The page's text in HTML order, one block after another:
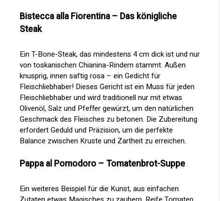
Bistecca alla Fiorentina – Das königliche
Steak
Ein T-Bone-Steak, das mindestens 4 cm dick ist und nur
von toskanischen Chianina-Rindern stammt. Außen
knusprig, innen saftig rosa – ein Gedicht für
Fleischliebhaber! Dieses Gericht ist ein Muss für jeden
Fleischliebhaber und wird traditionell nur mit etwas
Olivenöl, Salz und Pfeffer gewürzt, um den natürlichen
Geschmack des Fleisches zu betonen. Die Zubereitung
erfordert Geduld und Präzision, um die perfekte
Balance zwischen Kruste und Zartheit zu erreichen.
Pappa al Pomodoro – Tomatenbrot-Suppe
Ein weiteres Beispiel für die Kunst, aus einfachen